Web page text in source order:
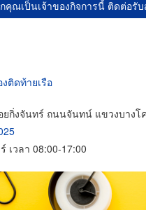
คุณเป็นเจ้าของกิจการนี้ ติดต่อรั
ติดท้ายเรือ
ยกิ่งจันทร์ ถนนจันทน์ แขวงบางโ
เวลา 08:00-17:00